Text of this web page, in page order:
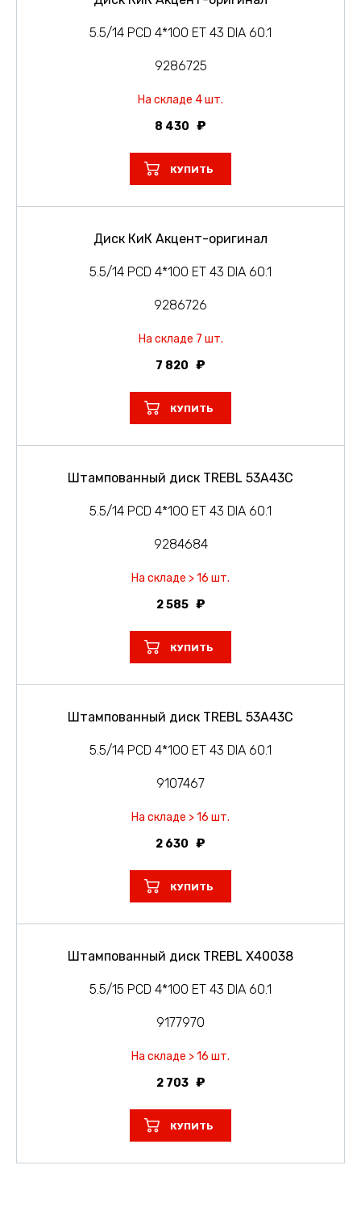
5.5/14 PCD 4*100 ET 43 DIA 60.1
9286725
На складе 4 шт.
8 430
КУПИТЬ
Диск КиК Акцент-оригинал
5.5/14 PCD 4*100 ET 43 DIA 60.1
9286726
На складе 7 шт.
7 820
КУПИТЬ
Штампованный диск TREBL 53A43C
5.5/14 PCD 4*100 ET 43 DIA 60.1
9284684
На складе > 16 шт.
2 585
КУПИТЬ
Штампованный диск TREBL 53A43C
5.5/14 PCD 4*100 ET 43 DIA 60.1
9107467
На складе > 16 шт.
2 630
КУПИТЬ
Штампованный диск TREBL X40038
5.5/15 PCD 4*100 ET 43 DIA 60.1
9177970
На складе > 16 шт.
2 703
КУПИТЬ